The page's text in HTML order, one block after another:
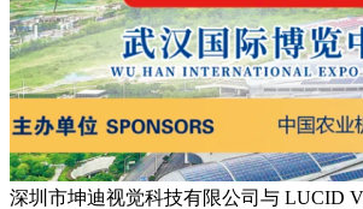
深圳市坤迪视觉科技有限公司与 LUCID